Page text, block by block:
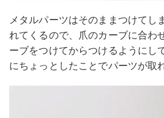
メタルパーツはそのままつけてし
れてくるので、爪のカーブに合わ
ーブをつけてからつけるようにし
にちょっとしたことでパーツが取